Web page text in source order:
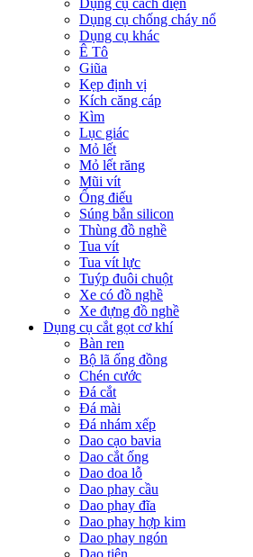
Dụng cụ cách điện
Dụng cụ chống cháy nổ
Dụng cụ khác
Ê Tô
Giũa
Kẹp định vị
Kích căng cáp
Kìm
Lục giác
Mỏ lết
Mỏ lết răng
Mũi vít
Ống điếu
Súng bắn silicon
Thùng đồ nghề
Tua vít
Tua vít lực
Tuýp đuôi chuột
Xe có đồ nghề
Xe đựng đồ nghề
Dụng cụ cắt gọt cơ khí
Bàn ren
Bộ lã ống đồng
Chén cước
Đá cắt
Đá mài
Đá nhám xếp
Dao cạo bavia
Dao cắt ống
Dao doa lỗ
Dao phay cầu
Dao phay đĩa
Dao phay hợp kim
Dao phay ngón
Dao tiện